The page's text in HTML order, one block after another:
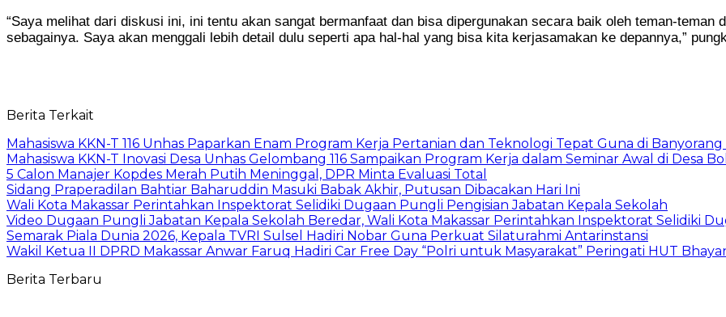
“Saya melihat dari diskusi ini, ini tentu akan sangat bermanfaat dan bisa dipergunakan secara baik oleh teman-teman
sebagainya. Saya akan menggali lebih detail dulu seperti apa hal-hal yang bisa kita kerjasamakan ke depannya,”
Berita Terkait
Mahasiswa KKN-T 116 Unhas Paparkan Enam Program Kerja Pertanian dan Teknologi Tepat Guna di Banyorang
Mahasiswa KKN-T Inovasi Desa Unhas Gelombang 116 Sampaikan Program Kerja dalam Seminar Awal di Desa
5 Calon Manajer Kopdes Merah Putih Meninggal, DPR Minta Evaluasi Total
Sidang Praperadilan Bahtiar Baharuddin Masuki Babak Akhir, Putusan Dibacakan Hari Ini
Wali Kota Makassar Perintahkan Inspektorat Selidiki Dugaan Pungli Pengisian Jabatan Kepala Sekolah
Video Dugaan Pungli Jabatan Kepala Sekolah Beredar, Wali Kota Makassar Perintahkan Inspektorat Selidiki
Semarak Piala Dunia 2026, Kepala TVRI Sulsel Hadiri Nobar Guna Perkuat Silaturahmi Antarinstansi
Wakil Ketua II DPRD Makassar Anwar Faruq Hadiri Car Free Day “Polri untuk Masyarakat” Peringati HUT
Berita Terbaru